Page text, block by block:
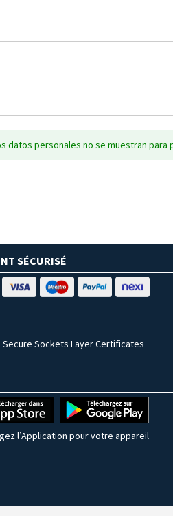
datos personales no se muestran para
SÉCURISÉ
Secure Sockets Layer Certificates
l’Application pour votre appareil